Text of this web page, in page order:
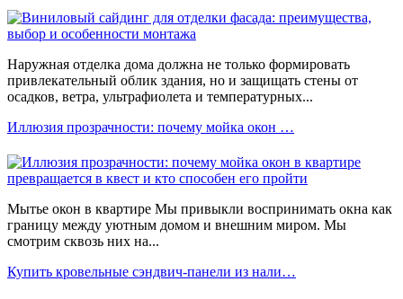
Наружная отделка дома должна не только формировать
привлекательный облик здания, но и защищать стены от
осадков, ветра, ультрафиолета и температурных...
Иллюзия прозрачности: почему мойка окон …
Мытье окон в квартире Мы привыкли воспринимать окна как
границу между уютным домом и внешним миром. Мы
смотрим сквозь них на...
Купить кровельные сэндвич-панели из нали…